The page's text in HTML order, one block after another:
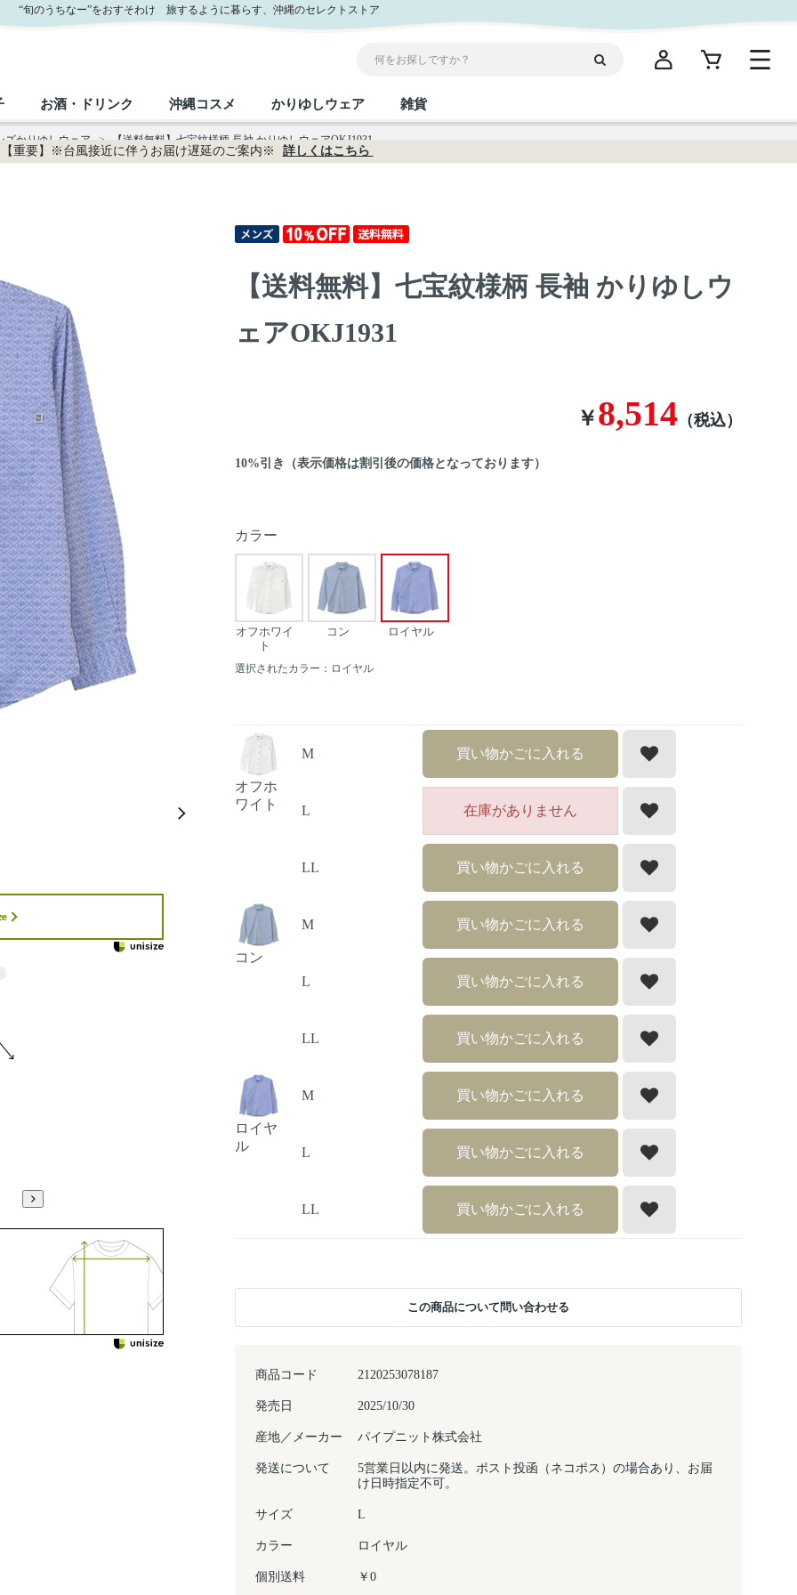
“旬のうちなー”をおすそわけ 旅するように暮らす、沖縄のセレクトストア
お肉
沖縄料理
レトルト食品 乾物／粉類
塩
しょうゆ みそ だし／スパイス／島唐辛子
ちんすこう 伝統菓子
おつまみ 沖縄限定商品（ご当地）
お酒・ドリンク
ビール・チューハイ
ドリンク 茶葉
沖縄コスメ
ボディケア
ヘアケア UVケア
限定品
かりゆしウェア
レディース
雑貨
伝統工芸品
【重要】※台風接近に伴うお届け遅延のご案内※ 詳しくはこちら
ズかりゆしウェア > 【送料無料】七宝紋様柄 長袖 かりゆしウェアOKJ1931
10%引き（表示価格は割引後の価格となっております）
【送料無料】七宝紋様柄 長袖 かりゆしウ
ェアOKJ1931
￥8,514 （税込）
商品コード 2120253078187
発売日 2025/10/30
産地／メーカー パイプニット株式会社
発送について
5営業日以内に発送。ポスト投函（ネコポス）の場合あり、お届
け日時指定不可。
サイズ L
カラー ロイヤル
個別送料 ￥0
カラー
オフホワイ
ト
コン ロイヤル
選択されたカラー：ロイヤル
オフホ
ワイト
M 買い物かごに入れる
L 在庫がありません
LL 買い物かごに入れる
コン
M 買い物かごに入れる
L 買い物かごに入れる
LL 買い物かごに入れる
ロイヤ
ル
M 買い物かごに入れる
L 買い物かごに入れる
LL 買い物かごに入れる
この商品について問い合わせる